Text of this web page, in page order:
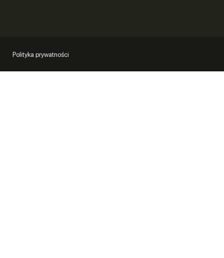
Polityka prywatności